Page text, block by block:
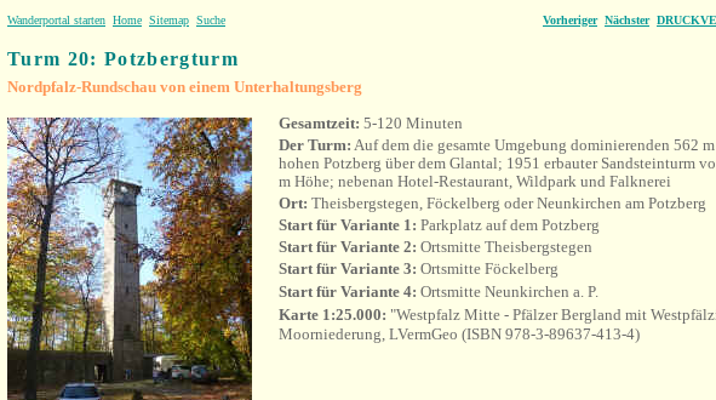
Wanderportal starten Home Sitemap Suche Vorheriger Nächster
Turm 20: Potzbergturm
Nordpfalz-Rundschau von einem Unterhaltungsberg
Gesamtzeit: 5-120 Minuten
Der Turm: Auf dem die gesamte Umgebung dominierenden 562 m
hohen Potzberg über dem Glantal; 1951 erbauter Sandsteinturm
m Höhe; nebenan Hotel-Restaurant, Wildpark und Falknerei
Ort: Theisbergstegen, Föckelberg oder Neunkirchen am Potzberg
Start für Variante 1: Parkplatz auf dem Potzberg
Start für Variante 2: Ortsmitte Theisbergstegen
Start für Variante 3: Ortsmitte Föckelberg
Start für Variante 4: Ortsmitte Neunkirchen a. P.
Karte 1:25.000: "Westpfalz Mitte - Pfälzer Bergland mit
Moorniederung, LVermGeo (ISBN 978-3-89637-413-4)